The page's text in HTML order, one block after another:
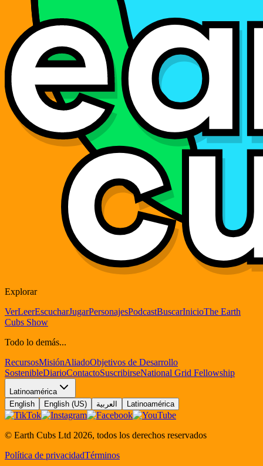
Explorar
VerLeerEscucharJugarPersonajesPodcastBuscarInicioThe Earth
Cubs Show
Todo lo demás...
RecursosMisiónAliadoObjetivos de Desarrollo
SostenibleDiarioContactoSuscribirseNational Grid Fellowship
Latinoamérica
English
English (US) العربية Latinoamérica
© Earth Cubs Ltd 2026, todos los derechos reservados
Política de privacidadTérminos